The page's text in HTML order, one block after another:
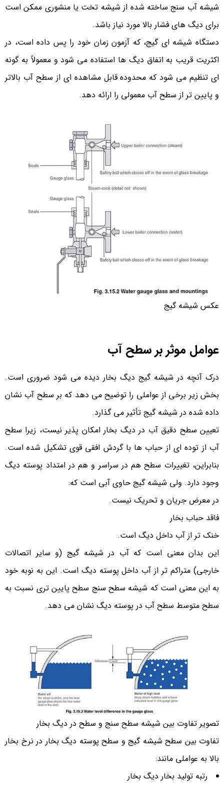
شیشه آب سنج ساخته شده از شیشه تخت یا منشوری ممکن است
برای دیگ های فشار بالا مورد نیاز باشد.
دستگاه شیشه ای گیج، که آزمون زمان خود را پس داده است، در
اکثریت قریب به اتفاق دیگ ها استفاده می شود و معمولاً به گونه
ای تنظیم می شود که محدوده قابل مشاهده ای از سطح آب بالاتر
و پایین تر از سطح آب معمولی را ارائه دهد.
عکس شیشه گیج
عوامل موثر بر سطح آب
درک آنچه در شیشه گیج دیگ بخار دیده می شود ضروری است.
بخش زیر برخی از عواملی را توضیح می دهد که بر سطح آب نشان
داده شده در شیشه گیج تأثیر می گذارد.
تعیین سطح دقیق آب در دیگ بخار امکان پذیر نیست، زیرا سطح
آب از توده ای از حباب ها با گردش افقی قوی تشکیل شده است.
بنابراین، تغییرات سطح هم در سراسر و هم در امتداد پوسته دیگ
وجود دارد. ولی شیشه گیج حاوی آبی است که:
در معرض جریان و تحریک نیست.
فاقد حباب بخار
خنک تر از آب داخل دیگ است.
این بدان معنی است که آب در شیشه گیج (و سایر اتصالات
خارجی) متراکم تر از آب داخل پوسته دیگ است. این به نوبه خود
به این معنی است که شیشه سطح سنج سطح پایین تری نسبت به
سطح متوسط سطح آب در پوسته دیگ نشان می دهد.
تصویر تفاوت بین شیشه سطح سنج و سطح در دیگ بخار
تفاوت بین سطح شیشه گیج و سطح پوسته دیگ بخار در نرخ بخار
بالا به عواملی مانند:
رتبه تولید بخار دیگ بخار